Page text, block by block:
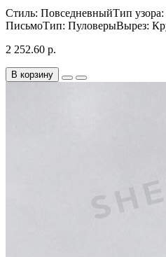
Стиль: ПовседневныйТип
ПисьмоТип: ПуловерыВырез:
2 252.60 р.
В корзину